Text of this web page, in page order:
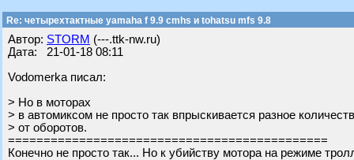
Re: четырехтактные yamaha f 9.9 cmhs и tohatsu mfs 9.8
Автор: STORM (---.ttk-nw.ru)
Дата: 21-01-18 08:11
Vodomerka писал:
> Но в моторах
> в автомиксом не просто так впрыскивается разное
> от оборотов.
=============================================
Конечно не просто так... Но к убийству мотора на режиме